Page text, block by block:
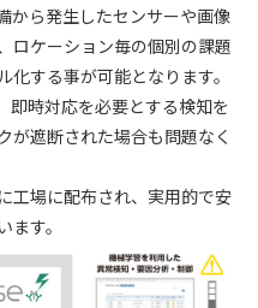
から発生したセンサーや画像
ロケーション毎の個別の課題
する事が可能となります。
即時対応を必要とする検知を
が遮断された場合も問題なく
工場に配布され、実用的で安
す。